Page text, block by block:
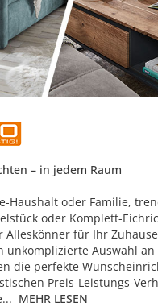
– in jedem Raum
Haushalt oder Familie,
oder Komplett-
Alleskönner für Ihr
unkomplizierte Auswahl
die perfekte
Preis-Leistungs-
MEHR LESEN